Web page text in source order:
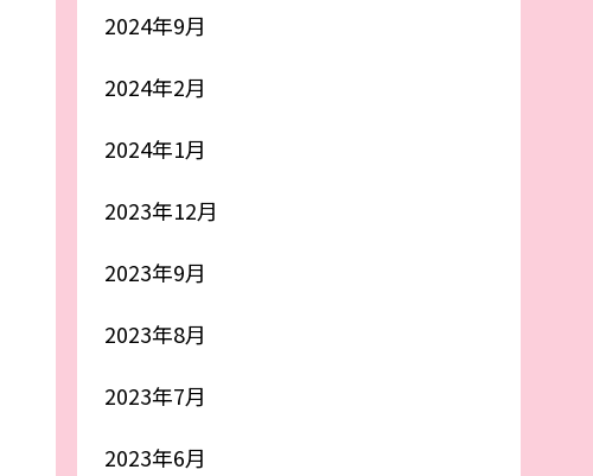
2024年9月
2024年2月
2024年1月
2023年12月
2023年9月
2023年8月
2023年7月
2023年6月